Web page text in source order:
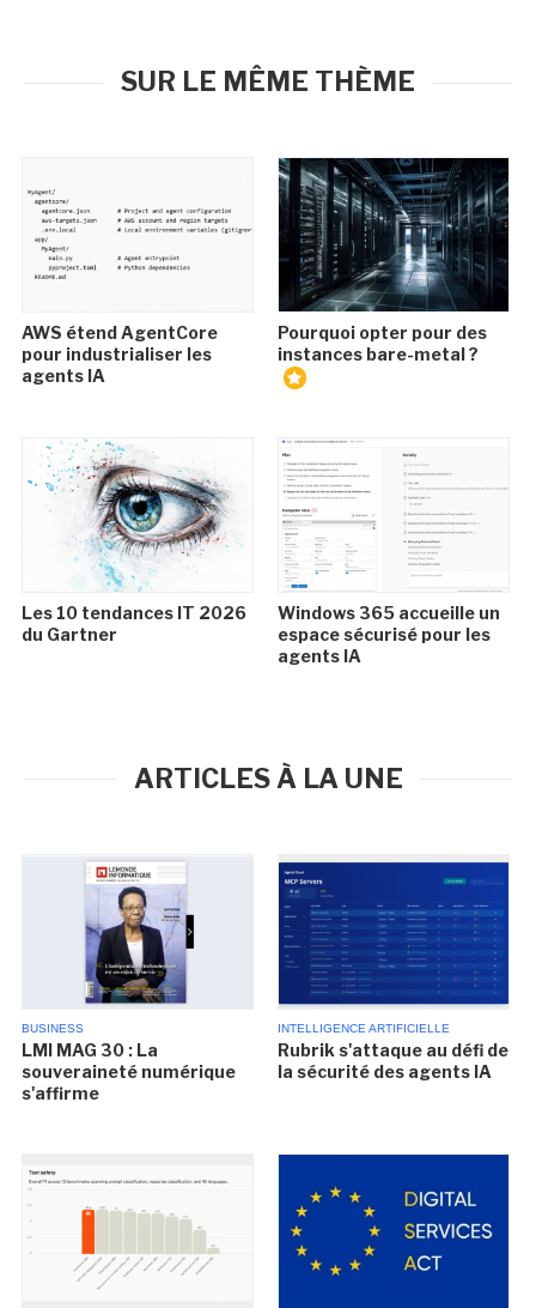
SUR LE MÊME THÈME
AWS étend AgentCore
pour industrialiser les
agents IA
Pourquoi opter pour des
instances bare-metal ?
Les 10 tendances IT 2026
du Gartner
Windows 365 accueille un
espace sécurisé pour les
agents IA
ARTICLES À LA UNE
BUSINESS
LMI MAG 30 : La
souveraineté numérique
s'affirme
INTELLIGENCE ARTIFICIELLE
Rubrik s'attaque au défi de
la sécurité des agents IA